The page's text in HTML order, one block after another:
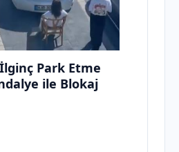
İlginç Park Etme
ile Blokaj